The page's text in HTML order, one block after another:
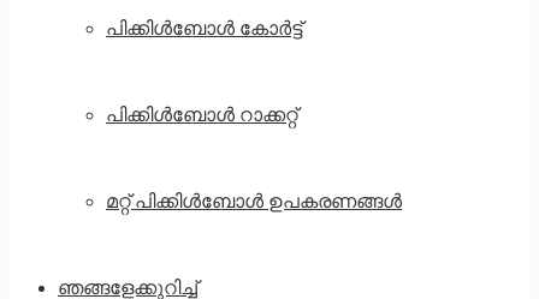
പിക്കിൾബോൾ കോർട്ട്
പിക്കിൾബോൾ റാക്കറ്റ്
മറ്റ് പിക്കിൾബോൾ ഉപകരണങ്ങൾ
ഞങ്ങളേക്കുറിച്ച്